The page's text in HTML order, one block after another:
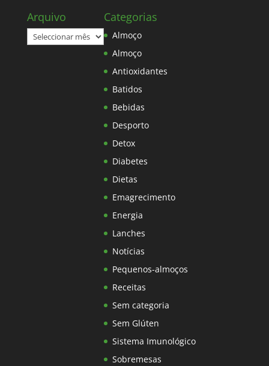
Arquivo
Arquivo
Categorias
Almoço
Almoço
Antioxidantes
Batidos
Bebidas
Desporto
Detox
Diabetes
Dietas
Emagrecimento
Energia
Lanches
Notícias
Pequenos-almoços
Receitas
Sem categoria
Sem Glúten
Sistema Imunológico
Sobremesas